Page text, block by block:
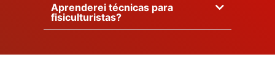
Aprenderei técnicas para
fisiculturistas?